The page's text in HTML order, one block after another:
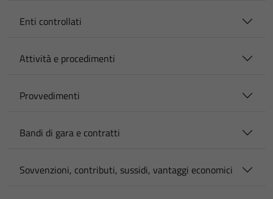
Enti controllati
Attività e procedimenti
Provvedimenti
Bandi di gara e contratti
Sovvenzioni, contributi, sussidi, vantaggi economici